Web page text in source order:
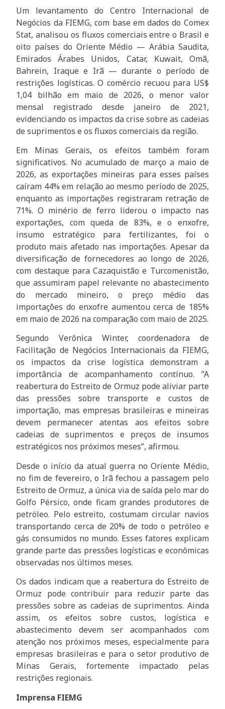
Um levantamento do Centro Internacional de
Negócios da FIEMG, com base em dados do Comex
Stat, analisou os fluxos comerciais entre o Brasil e
oito países do Oriente Médio — Arábia Saudita,
Emirados Árabes Unidos, Catar, Kuwait, Omã,
Bahrein, Iraque e Irã — durante o período de
restrições logísticas. O comércio recuou para US$
1,04 bilhão em maio de 2026, o menor valor
mensal registrado desde janeiro de 2021,
evidenciando os impactos da crise sobre as cadeias
de suprimentos e os fluxos comerciais da região.
Em Minas Gerais, os efeitos também foram
significativos. No acumulado de março a maio de
2026, as exportações mineiras para esses países
caíram 44% em relação ao mesmo período de 2025,
enquanto as importações registraram retração de
71%. O minério de ferro liderou o impacto nas
exportações, com queda de 83%, e o enxofre,
insumo estratégico para fertilizantes, foi o
produto mais afetado nas importações. Apesar da
diversificação de fornecedores ao longo de 2026,
com destaque para Cazaquistão e Turcomenistão,
que assumiram papel relevante no abastecimento
do mercado mineiro, o preço médio das
importações do enxofre aumentou cerca de 185%
em maio de 2026 na comparação com maio de 2025.
Segundo Verônica Winter, coordenadora de
Facilitação de Negócios Internacionais da FIEMG,
os impactos da crise logística demonstram a
importância de acompanhamento contínuo. ”A
reabertura do Estreito de Ormuz pode aliviar parte
das pressões sobre transporte e custos de
importação, mas empresas brasileiras e mineiras
devem permanecer atentas aos efeitos sobre
cadeias de suprimentos e preços de insumos
estratégicos nos próximos meses”, afirmou.
Desde o início da atual guerra no Oriente Médio,
no fim de fevereiro, o Irã fechou a passagem pelo
Estreito de Ormuz, a única via de saída pelo mar do
Golfo Pérsico, onde ficam grandes produtores de
petróleo. Pelo estreito, costumam circular navios
transportando cerca de 20% de todo o petróleo e
gás consumidos no mundo. Esses fatores explicam
grande parte das pressões logísticas e econômicas
observadas nos últimos meses.
Os dados indicam que a reabertura do Estreito de
Ormuz pode contribuir para reduzir parte das
pressões sobre as cadeias de suprimentos. Ainda
assim, os efeitos sobre custos, logística e
abastecimento devem ser acompanhados com
atenção nos próximos meses, especialmente para
empresas brasileiras e para o setor produtivo de
Minas Gerais, fortemente impactado pelas
restrições regionais.
Imprensa FIEMG